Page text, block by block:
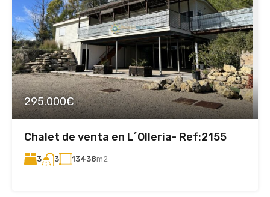
295.000€
Chalet de venta en L´Olleria- Ref:2155
3 3 13438m2